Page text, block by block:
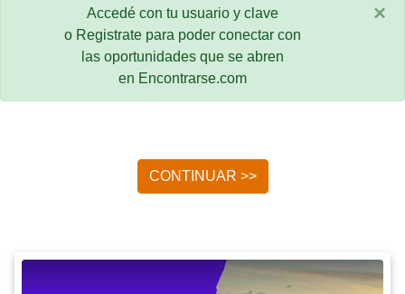
Accedé con tu usuario y clave
o Registrate para poder conectar con
las oportunidades que se abren
en Encontrarse.com
×
CONTINUAR >>